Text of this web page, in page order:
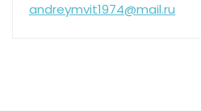
andreymvit1974@mail.ru